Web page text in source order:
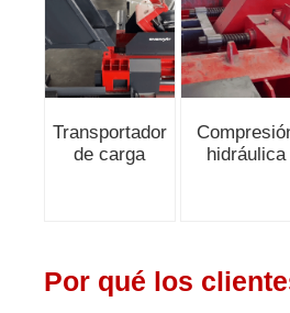
Transportador
de carga
hidráulica
Por qué los